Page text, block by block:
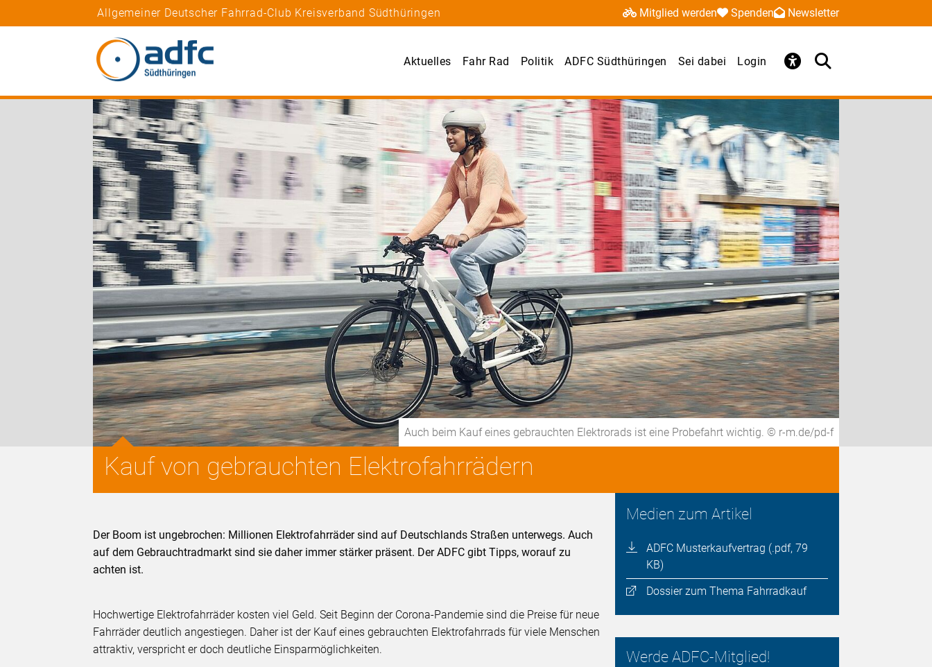
Allgemeiner Deutscher Fahrrad-Club Kreisverband Südthüringen Mitglied werden Spenden Newsletter
Aktuelles Fahr Rad Politik ADFC Südthüringen Sei dabei Login
Auch beim Kauf eines gebrauchten Elektrorads ist eine Probefahrt wichtig. © r-m.de/pd-f
Kauf von gebrauchten Elektrofahrrädern
Medien zum Artikel
ADFC Musterkaufvertrag (.pdf, 79
KB)
Dossier zum Thema Fahrradkauf
Werde ADFC-Mitglied!
Der Boom ist ungebrochen: Millionen Elektrofahrräder sind auf Deutschlands Straßen unterwegs. Auch
auf dem Gebrauchtradmarkt sind sie daher immer stärker präsent. Der ADFC gibt Tipps, worauf zu
achten ist.
Hochwertige Elektrofahrräder kosten viel Geld. Seit Beginn der Corona-Pandemie sind die Preise für neue
Fahrräder deutlich angestiegen. Daher ist der Kauf eines gebrauchten Elektrofahrrads für viele Menschen
attraktiv, verspricht er doch deutliche Einsparmöglichkeiten.